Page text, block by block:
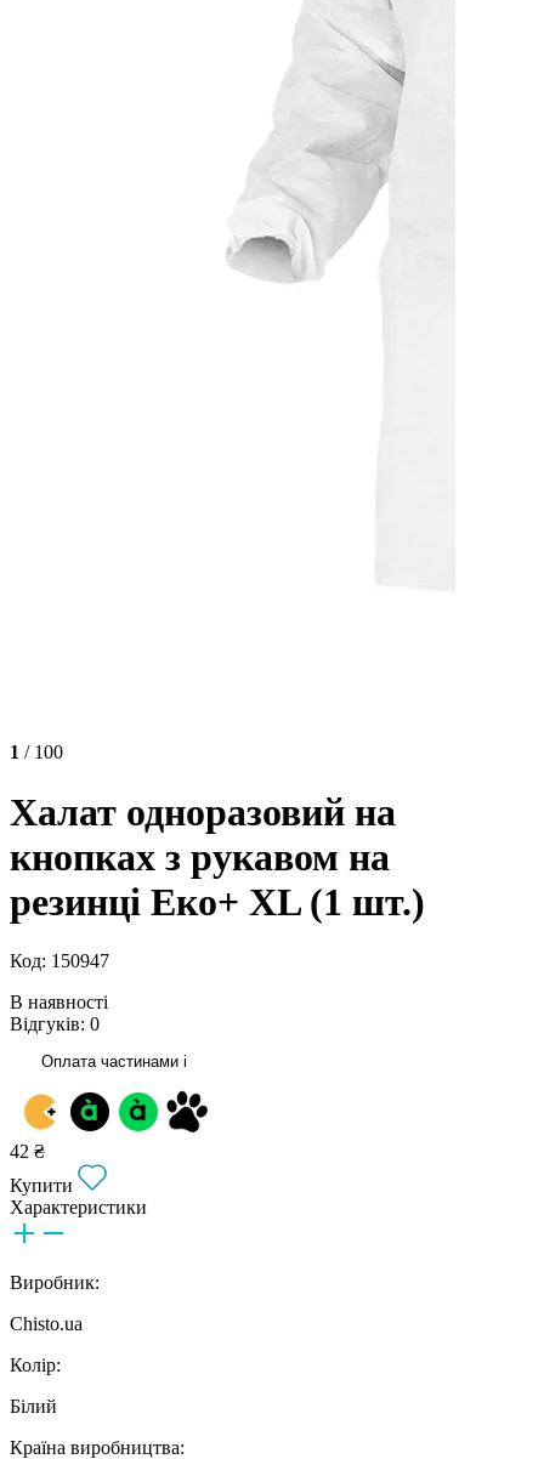
1 / 100
Халат одноразовий на
кнопках з рукавом на
резинці Еко+ ХL (1 шт.)
Код: 150947
В наявності
Відгуків: 0
Оплата частинами i
42 ₴
Купити
Характеристики
Виробник:
Chisto.ua
Колір:
Білий
Країна виробництва: